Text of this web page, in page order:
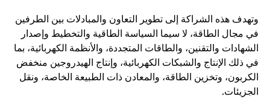
وتهدف هذه الشراكة إلى تطوير التعاون والمبادلات بين الطرفين
في مجال الطاقة، لا سيما السياسة الطاقية والتخطيط وإصدار
الشهادات والتقنين، والطاقات المتجددة، والأنظمة الكهربائية، بما
في ذلك الإنتاج والشبكات الكهربائية، وإنتاج الهيدروجين منخفض
الكربون، وتخزين الطاقة، والمعادن ذات الطبيعة الخاصة، ونقل
الجزيئات.